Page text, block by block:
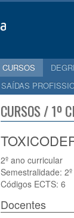
CURSOS
SAÍDAS
CURSOS / 1º
2º ano curricular
Semestralidade:
Códigos ECTS: 6
Docentes